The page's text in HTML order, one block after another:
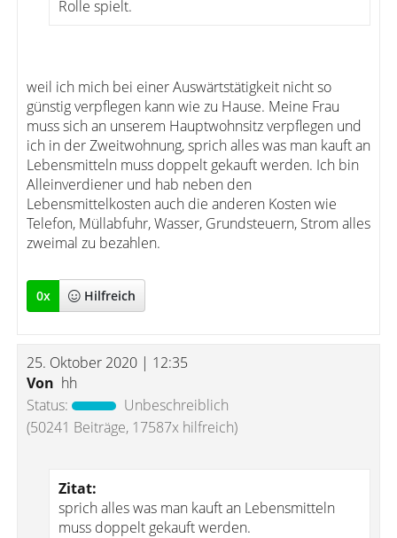
Rolle spielt.
weil ich mich bei einer Auswärtstätigkeit nicht so
günstig verpflegen kann wie zu Hause. Meine Frau
muss sich an unserem Hauptwohnsitz verpflegen und
ich in der Zweitwohnung, sprich alles was man kauft an
Lebensmitteln muss doppelt gekauft werden. Ich bin
Alleinverdiener und hab neben den
Lebensmittelkosten auch die anderen Kosten wie
Telefon, Müllabfuhr, Wasser, Grundsteuern, Strom alles
zweimal zu bezahlen.
0x Hilfreich
25. Oktober 2020 | 12:35
Von hh
Status:
Unbeschreiblich
(50241 Beiträge, 17587x hilfreich)
Zitat:
sprich alles was man kauft an Lebensmitteln
muss doppelt gekauft werden.